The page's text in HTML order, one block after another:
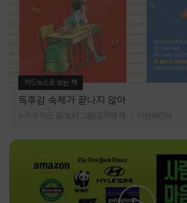
카드뉴스로 보는 책
독후감 숙제가 끝나지 않아
누카가 미오 글/토티 그림/김지영 역 다산어린이